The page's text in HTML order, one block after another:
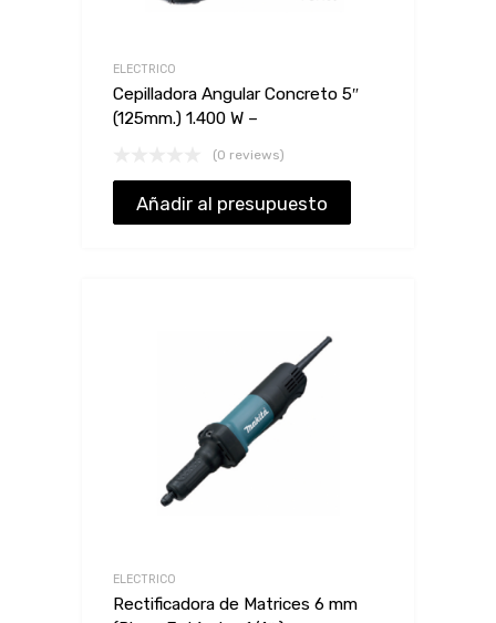
ELECTRICO
Cepilladora Angular Concreto 5″
(125mm.) 1.400 W –
(0 reviews)
Añadir al presupuesto
ELECTRICO
Rectificadora de Matrices 6 mm